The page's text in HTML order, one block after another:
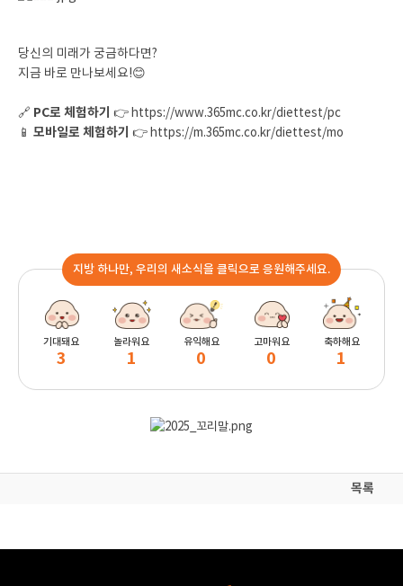
당신의 미래가 궁금하다면?
지금 바로 만나보세요!😊
🔗 PC로 체험하기 👉 https://www.365mc.co.kr/diettest/pc
📱 모바일로 체험하기 👉 https://m.365mc.co.kr/diettest/mo
지방 하나만, 우리의 새소식을 클릭으로 응원해주세요.
기대돼요
3
놀라워요
1
유익해요
0
고마워요
0
축하해요
1
목록